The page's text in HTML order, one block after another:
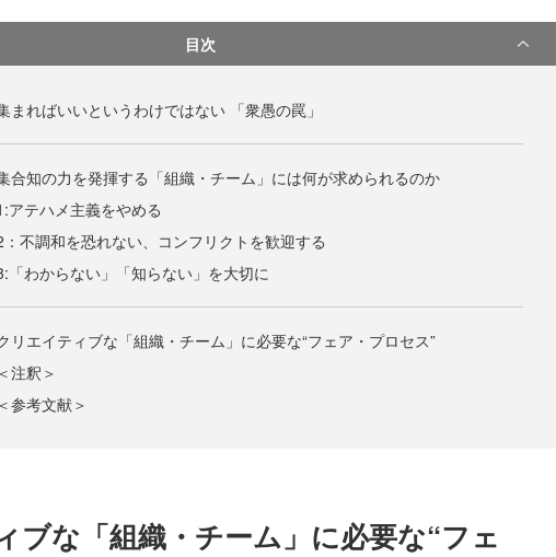
目次
まればいいというわけではない 「衆愚の罠」
合知の力を発揮する「組織・チーム」には何が求められるのか
アテハメ主義をやめる
：不調和を恐れない、コンフリクトを歓迎する
「わからない」「知らない」を大切に
リエイティブな「組織・チーム」に必要な“フェア・プロセス”
＜注釈＞
＜参考文献＞
ブな「組織・チーム」に必要な“フェ